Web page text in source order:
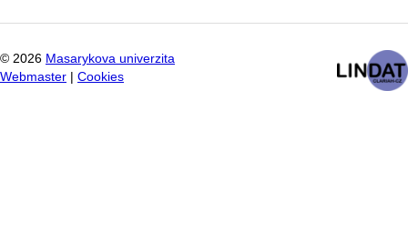
© 2026 Masarykova univerzita
Webmaster
Cookies